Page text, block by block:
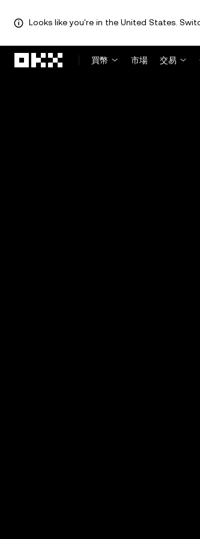
Looks like you're in the United States.
買幣
市場 交易